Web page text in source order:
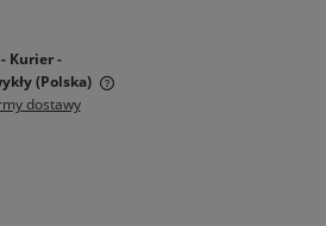
- Kurier -
(Polska)
dostawy